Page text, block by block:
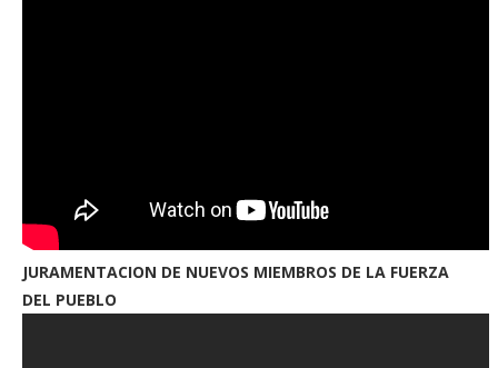
JURAMENTACION DE NUEVOS MIEMBROS DE LA FUERZA
DEL PUEBLO